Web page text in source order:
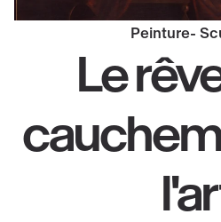
Peinture
Le